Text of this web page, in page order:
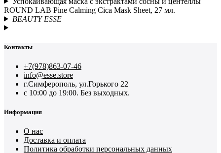
ROUND LAB Pine Calming Cica Mask Sheet, 27 мл.
BEAUTY ESSE
Контакты
+7(978)863-07-46
info@esse.store
г.Симферополь, ул.Горького 22
с 10:00 до 19:00. Без выходных.
Информация
О нас
Доставка и оплата
Политика обработки персональных данных